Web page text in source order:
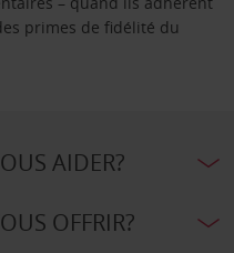
primes de fidélité du
AIDER?
OFFRIR?